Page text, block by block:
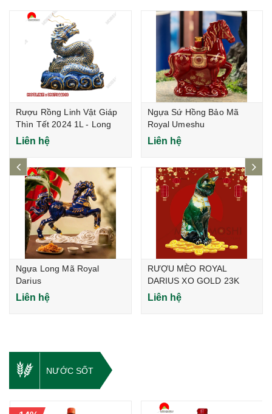
Rượu Rồng Linh Vật Giáp
Thìn Tết 2024 1L - Long
Vân Hội Lộc
Liên hệ
Ngựa Long Mã Royal
Darius
Liên hệ
Ngựa Sứ Hồng Bảo Mã
Royal Umeshu
Liên hệ
RƯỢU MÈO ROYAL
DARIUS XO GOLD 23K
(Phiên bản Limited)
Liên hệ
prev
NƯỚC SỐT